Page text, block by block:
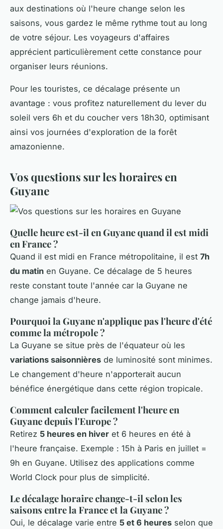
aux destinations où l'heure change selon les
saisons, vous gardez le même rythme tout au long
de votre séjour. Les voyageurs d'affaires
apprécient particulièrement cette constance pour
organiser leurs réunions.
Pour les touristes, ce décalage présente un
avantage : vous profitez naturellement du lever du
soleil vers 6h et du coucher vers 18h30, optimisant
ainsi vos journées d'exploration de la forêt
amazonienne.
Vos questions sur les horaires en
Guyane
Quelle heure est-il en Guyane quand il est midi
en France ?
Quand il est midi en France métropolitaine, il est 7h
du matin en Guyane. Ce décalage de 5 heures
reste constant toute l'année car la Guyane ne
change jamais d'heure.
Pourquoi la Guyane n'applique pas l'heure d'été
comme la métropole ?
La Guyane se situe près de l'équateur où les
variations saisonnières de luminosité sont minimes.
Le changement d'heure n'apporterait aucun
bénéfice énergétique dans cette région tropicale.
Comment calculer facilement l'heure en
Guyane depuis l'Europe ?
Retirez 5 heures en hiver et 6 heures en été à
l'heure française. Exemple : 15h à Paris en juillet =
9h en Guyane. Utilisez des applications comme
World Clock pour plus de simplicité.
Le décalage horaire change-t-il selon les
saisons entre la France et la Guyane ?
Oui, le décalage varie entre 5 et 6 heures selon que